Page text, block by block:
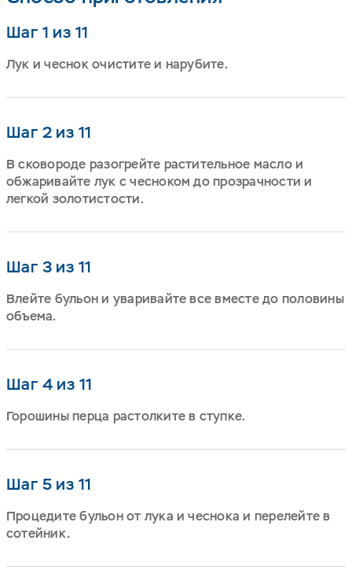
Шаг 1 из 11
Лук и чеснок очистите и нарубите.
Шаг 2 из 11
В сковороде разогрейте растительное масло и
обжаривайте лук с чесноком до прозрачности и
легкой золотистости.
Шаг 3 из 11
Влейте бульон и уваривайте все вместе до половины
объема.
Шаг 4 из 11
Горошины перца растолките в ступке.
Шаг 5 из 11
Процедите бульон от лука и чеснока и перелейте в
сотейник.